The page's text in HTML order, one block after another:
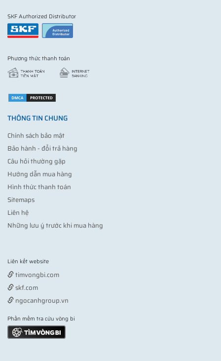
SKF Authorized Distributor
Phương thức thanh toán
THÔNG TIN CHUNG
Chính sách bảo mật
Bảo hành - đổi trả hàng
Câu hỏi thường gặp
Hướng dẫn mua hàng
Hình thức thanh toán
Sitemaps
Liên hệ
Những lưu ý trước khi mua hàng
Liên kết website
timvongbi.com
skf.com
ngocanhgroup.vn
Phần mềm tra cứu vòng bi